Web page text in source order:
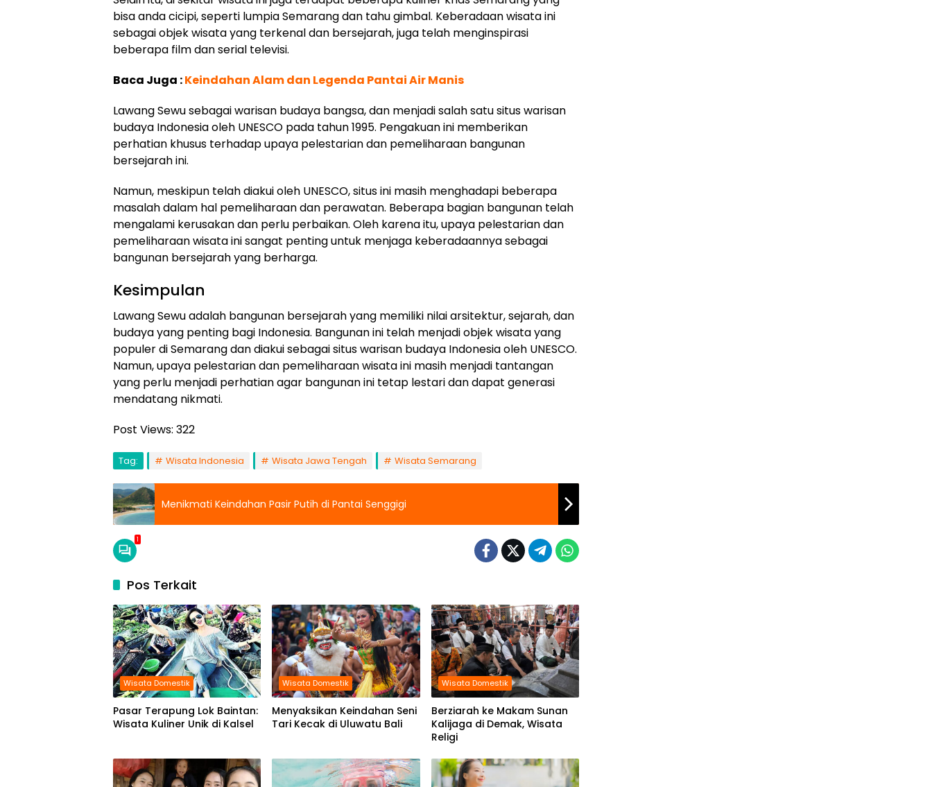
bisa anda cicipi, seperti lumpia Semarang dan tahu gimbal. Keberadaan wisata ini
sebagai objek wisata yang terkenal dan bersejarah, juga telah menginspirasi
beberapa film dan serial televisi.
Baca Juga :Keindahan Alam dan Legenda Pantai Air Manis
Lawang Sewu sebagai warisan budaya bangsa, dan menjadi salah satu situs warisan
budaya Indonesia oleh UNESCO pada tahun 1995. Pengakuan ini memberikan
perhatian khusus terhadap upaya pelestarian dan pemeliharaan bangunan
bersejarah ini.
Namun, meskipun telah diakui oleh UNESCO, situs ini masih menghadapi beberapa
masalah dalam hal pemeliharaan dan perawatan. Beberapa bagian bangunan telah
mengalami kerusakan dan perlu perbaikan. Oleh karena itu, upaya pelestarian dan
pemeliharaan wisata ini sangat penting untuk menjaga keberadaannya sebagai
bangunan bersejarah yang berharga.
Kesimpulan
Lawang Sewu adalah bangunan bersejarah yang memiliki nilai arsitektur, sejarah, dan
budaya yang penting bagi Indonesia. Bangunan ini telah menjadi objek wisata yang
populer di Semarang dan diakui sebagai situs warisan budaya Indonesia oleh UNESCO.
Namun, upaya pelestarian dan pemeliharaan wisata ini masih menjadi tantangan
yang perlu menjadi perhatian agar bangunan ini tetap lestari dan dapat generasi
mendatang nikmati.
Post Views: 322
Tag: Wisata Indonesia Wisata Jawa Tengah Wisata Semarang
Menikmati Keindahan Pasir Putih di Pantai Senggigi
1
Pos Terkait
Wisata Domestik
Pasar Terapung Lok Baintan:
Wisata Kuliner Unik di Kalsel
Wisata Domestik
Menyaksikan Keindahan Seni
Tari Kecak di Uluwatu Bali
Wisata Domestik
Berziarah ke Makam Sunan
Kalijaga di Demak, Wisata
Religi